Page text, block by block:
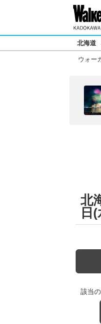
北海道
ウォー
北
日(
該当